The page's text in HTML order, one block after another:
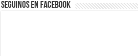
Seguinos en Facebook